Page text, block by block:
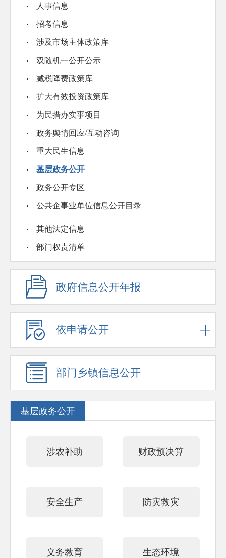
人事信息
招考信息
涉及市场主体政策库
双随机一公开公示
减税降费政策库
扩大有效投资政策库
为民措办实事项目
政务舆情回应/互动咨询
重大民生信息
基层政务公开
政务公开专区
公共企事业单位信息公开目录
其他法定信息
部门权责清单
政府信息公开年报
依申请公开
部门乡镇信息公开
基层政务公开
涉农补助 财政预决算
安全生产 防灾救灾
义务教育 生态环境